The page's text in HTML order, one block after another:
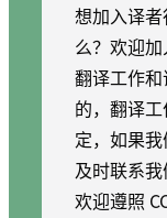
想加入译
么？欢迎加
翻译工作
的，翻译
定，如果
及时联系我
欢迎遵照